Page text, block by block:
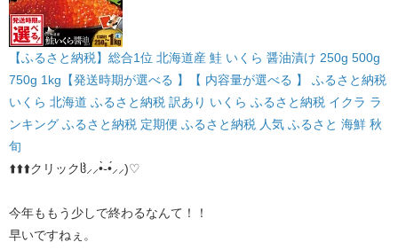
【ふるさと納税】総合1位 北海道産 鮭 いくら 醤油漬け 250g 500g
750g 1kg【発送時期が選べる 】【 内容量が選べる 】 ふるさと納税
いくら 北海道 ふるさと納税 訳あり いくら ふるさと納税 イクラ ラ
ンキング ふるさと納税 定期便 ふるさと納税 人気 ふるさと 海鮮 秋
旬
⬆️⬆️⬆️クリックჱ̒⸝⸝•̀֊•́⸝⸝)♡
今年ももう少しで終わるなんて！！
早いですねぇ。